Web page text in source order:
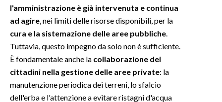
ABBONATI
ANNUNCI
NECROLOGI
PUBBLICITÀ
SPIAGGE
l'amministrazione è già intervenuta e continua
ad agire , nei limiti delle risorse disponibili, per la
cura e la sistemazione delle aree pubbliche
Tuttavia, questo impegno da solo non è sufficiente.
È fondamentale anche la collaborazione dei
cittadini nella gestione delle aree private: la
manutenzione periodica dei terreni, lo sfalcio
dell'erba e l'attenzione a evitare ristagni d'acqua